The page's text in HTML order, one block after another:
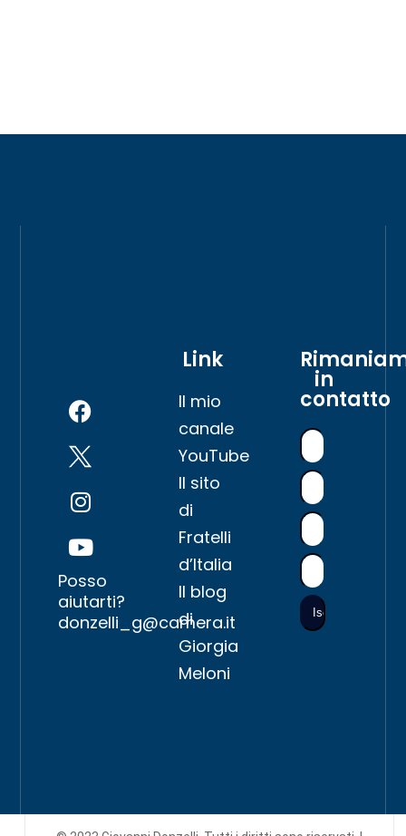
Posso
aiutarti?
donzelli_g@camera.it
Link
Il mio
canale
YouTube
Il sito
di
Fratelli
d’Italia
Il blog
di
Giorgia
Meloni
in
contatto